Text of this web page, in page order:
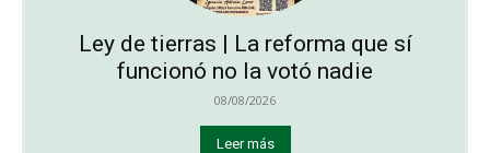
Ley de tierras | La reforma que sí
funcionó no la votó nadie
08/08/2026
Leer más